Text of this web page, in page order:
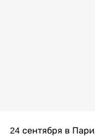
24 сентября в